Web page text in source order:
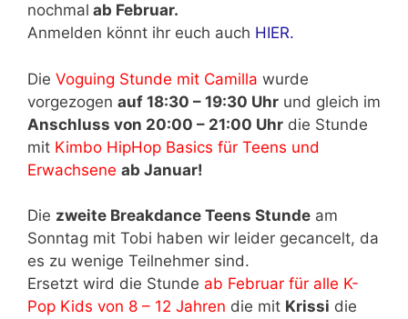
nochmal ab Februar.
Anmelden könnt ihr euch auch HIER.
Die Voguing Stunde mit Camilla wurde
vorgezogen auf 18:30 – 19:30 Uhr und gleich im
Anschluss von 20:00 – 21:00 Uhr die Stunde
mit Kimbo HipHop Basics für Teens und
Erwachsene ab Januar!
Die zweite Breakdance Teens Stunde am
Sonntag mit Tobi haben wir leider gecancelt, da
es zu wenige Teilnehmer sind.
Ersetzt wird die Stunde ab Februar für alle K-
Pop Kids von 8 – 12 Jahren die mit Krissi die